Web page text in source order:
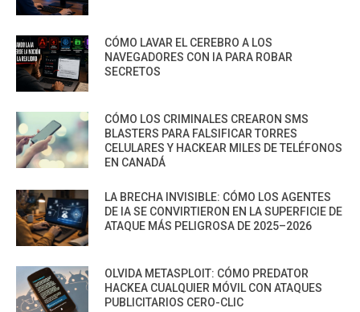
CÓMO LAVAR EL CEREBRO A LOS
NAVEGADORES CON IA PARA ROBAR
SECRETOS
CÓMO LOS CRIMINALES CREARON SMS
BLASTERS PARA FALSIFICAR TORRES
CELULARES Y HACKEAR MILES DE TELÉFONOS
EN CANADÁ
LA BRECHA INVISIBLE: CÓMO LOS AGENTES
DE IA SE CONVIRTIERON EN LA SUPERFICIE DE
ATAQUE MÁS PELIGROSA DE 2025–2026
OLVIDA METASPLOIT: CÓMO PREDATOR
HACKEA CUALQUIER MÓVIL CON ATAQUES
PUBLICITARIOS CERO-CLIC